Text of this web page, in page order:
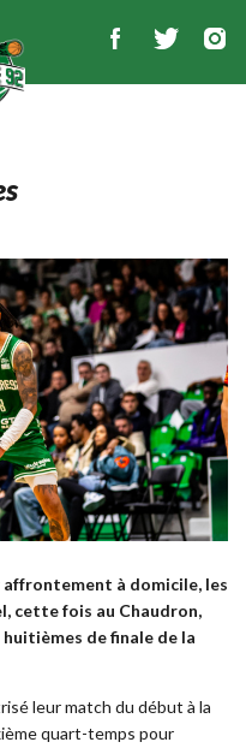
à domicile, les
cette fois au Chaudron,
huitièmes de finale de la
leur match du début à la
quart-temps pour